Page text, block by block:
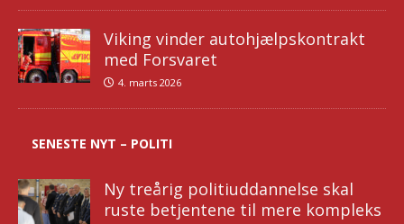
Viking vinder autohjælpskontrakt
med Forsvaret
4. marts 2026
SENESTE NYT – POLITI
Ny treårig politiuddannelse skal
ruste betjentene til mere kompleks